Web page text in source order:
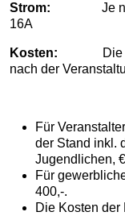
Strom:
Je nach
16A
Kosten: Die
nach der
Für
der Stand inkl.
Jugendlichen,
Für
400,-.
Die Kosten